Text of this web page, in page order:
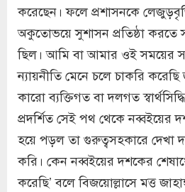
করেছেন। ফলে প্রশাসনকে
অকুতোভয়ে সুশাসন প্রতিষ্ঠা করতে
ছিল। আমি বা আমার ওই সময়ের
ন্যায়নীতি মেনে চলে চাকরি
কারো ব্যক্তিগত বা দলগত
প্রদর্শিত সেই পথ থেকে নব্বইয়ের
হয়ে পড়ল তা গুরুত্বসহকারে দেখা
করি। কেন নব্বইয়ের দশকের
করেছি’ বলে বিজয়োল্লাসে মত্ত